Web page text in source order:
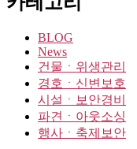
BLOG
News
건물ㆍ위생관리
경호ㆍ신변보호
시설ㆍ보안경비
파견ㆍ아웃소싱
행사ㆍ축제보안